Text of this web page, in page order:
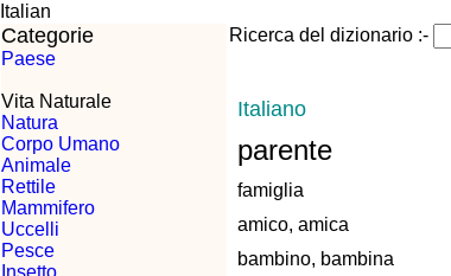
Italian
Categorie
Paese
Vita Naturale
Natura
Corpo Umano
Animale
Rettile
Mammifero
Uccelli
Pesce
Insetto
Ricerca del dizionario :-
Italiano
parente
famiglia
amico, amica
bambino, bambina